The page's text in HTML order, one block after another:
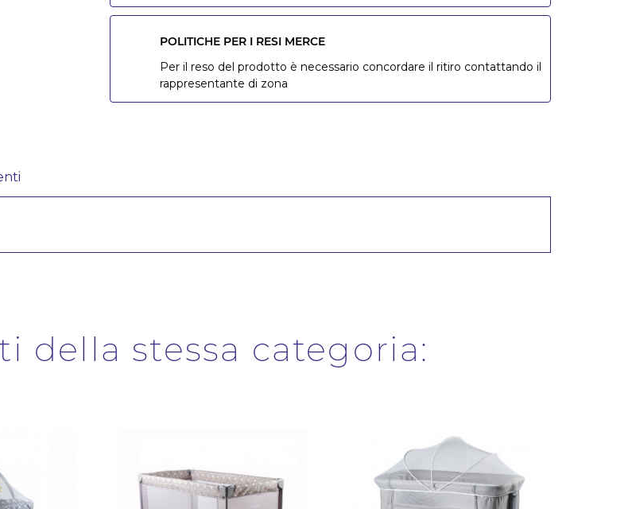
POLITICHE PER I RESI MERCE
Per il reso del prodotto è necessario concordare il ritiro contattando il
rappresentante di zona
della stessa categoria: